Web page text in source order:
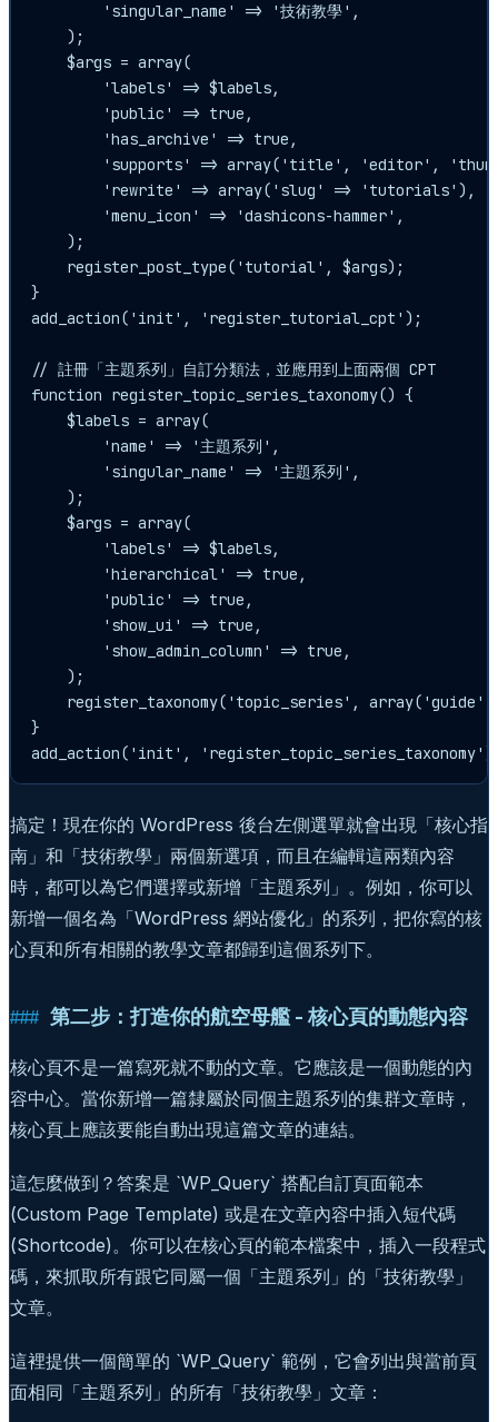
        'singular_name' => '技術教學',
    );
    $args = array(
        'labels' => $labels,
        'public' => true,
        'has_archive' => true,
'supports' => array('title', 'editor',
        'rewrite' => array('slug' => 'tutorials'),
        'menu_icon' => 'dashicons-hammer',
    );
    register_post_type('tutorial', $args);
}
add_action('init', 'register_tutorial_cpt');
// 註冊「主題系列」自訂分類法，並應用到上面兩個 CPT
function register_topic_series_taxonomy() {
    $labels = array(
        'name' => '主題系列',
        'singular_name' => '主題系列',
    );
    $args = array(
        'labels' => $labels,
        'hierarchical' => true,
        'public' => true,
        'show_ui' => true,
        'show_admin_column' => true,
    );
register_taxonomy('topic_series',
}
搞定！現在你的 WordPress 後台左側選單就會出現「核心指
南」和「技術教學」兩個新選項，而且在編輯這兩類內容
時，都可以為它們選擇或新增「主題系列」。例如，你可以
新增一個名為「WordPress 網站優化」的系列，把你寫的核
心頁和所有相關的教學文章都歸到這個系列下。
第二步：打造你的航空母艦 - 核心頁的動態內容
核心頁不是一篇寫死就不動的文章。它應該是一個動態的內
容中心。當你新增一篇隸屬於同個主題系列的集群文章時，
核心頁上應該要能自動出現這篇文章的連結。
這怎麼做到？答案是 `WP_Query` 搭配自訂頁面範本
(Custom Page Template) 或是在文章內容中插入短代碼
(Shortcode)。你可以在核心頁的範本檔案中，插入一段程式
碼，來抓取所有跟它同屬一個「主題系列」的「技術教學」
文章。
這裡提供一個簡單的 `WP_Query` 範例，它會列出與當前頁
面相同「主題系列」的所有「技術教學」文章：